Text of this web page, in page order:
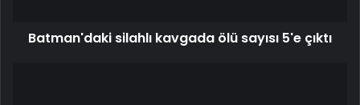
Batman'daki silahlı kavgada ölü sayısı 5'e çıktı